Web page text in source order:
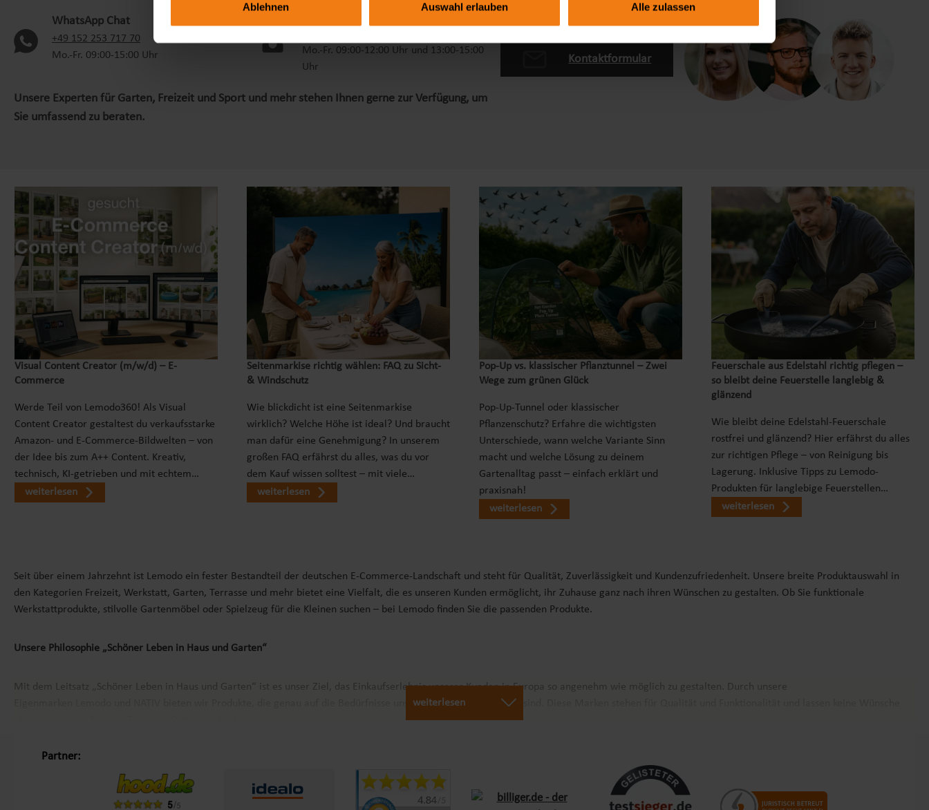
Ablehnen Auswahl erlauben Alle zulassen
WhatsApp Chat
+49 152 253 717 70 (oeffnet in neuem Tab)
Mo.-Fr. 09:00-15:00 Uhr
Mo.-Fr. 09:00-12:00 Uhr und 13:00-15:00
Uhr
Unsere Experten für Garten, Freizeit und Sport und mehr stehen Ihnen gerne zur Verfügung, um
Sie umfassend zu beraten.
Kontaktformular
Visual Content Creator (m/w/d) – E-
Commerce
Werde Teil von Lemodo360! Als Visual
Content Creator gestaltest du verkaufsstarke
Amazon- und E-Commerce-Bildwelten – von
der Idee bis zum A++ Content. Kreativ,
technisch, KI-getrieben und mit echtem…
weiterlesen
Seitenmarkise richtig wählen: FAQ zu Sicht-
& Windschutz
Wie blickdicht ist eine Seitenmarkise
wirklich? Welche Höhe ist ideal? Und braucht
man dafür eine Genehmigung? In unserem
großen FAQ erfährst du alles, was du vor
dem Kauf wissen solltest – mit viele…
weiterlesen
Pop‑Up vs. klassischer Pflanztunnel – Zwei
Wege zum grünen Glück
Pop-Up-Tunnel oder klassischer
Pflanzenschutz? Erfahre die wichtigsten
Unterschiede, wann welche Variante Sinn
macht und welche Lösung zu deinem
Gartenalltag passt – einfach erklärt und
praxisnah!
weiterlesen
Feuerschale aus Edelstahl richtig pflegen –
so bleibt deine Feuerstelle langlebig &
glänzend
Wie bleibt deine Edelstahl-Feuerschale
rostfrei und glänzend? Hier erfährst du alles
zur richtigen Pflege – von Reinigung bis
Lagerung. Inklusive Tipps zu Lemodo-
Produkten für langlebige Feuerstellen…
weiterlesen
Seit über einem Jahrzehnt ist Lemodo ein fester Bestandteil der deutschen E-Commerce-Landschaft und steht für Qualität, Zuverlässigkeit und Kundenzufriedenheit. Unsere breite Produktauswahl in
den Kategorien Freizeit, Werkstatt, Garten, Terrasse und mehr bietet eine Vielfalt, die es unseren Kunden ermöglicht, ihr Zuhause ganz nach ihren Wünschen zu gestalten. Ob Sie funktionale
Werkstattprodukte, stilvolle Gartenmöbel oder Spielzeug für die Kleinen suchen – bei Lemodo finden Sie die passenden Produkte.
Unsere Philosophie „Schöner Leben in Haus und Garten“
Mit dem Leitsatz „Schöner Leben in Haus und Garten“ ist es unser Ziel, das Einkaufserlebnis unserer Kunden in Europa so angenehm wie möglich zu gestalten. Durch unsere
bieten wir Produkte, die genau auf die Bedürfnisse unserer Kunden abgestimmt sind. Diese Marken stehen für Qualität und Funktionalität und lassen keine Wünsche
Kundenzufriedenheit und Service aus Deutschland
Mit einem zentralen Standort in Bechhofen, im Herzen Frankens, garantieren wir schnellen Versand und Verfügbarkeit für Kunden in ganz Europa. Unsere Kunden schätzen nicht nur die Produktvielfalt,
weiterlesen
Partner: